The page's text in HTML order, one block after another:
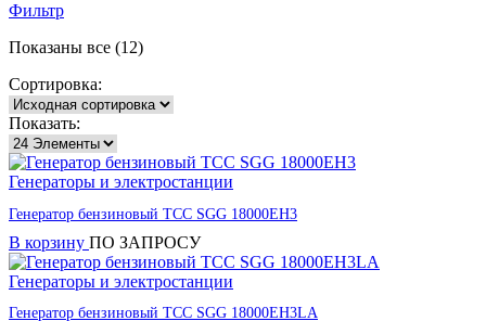
Фильтр
Показаны все (12)
Сортировка:
Показать:
Генераторы и электростанции
Генератор бензиновый ТСС SGG 18000EH3
В корзину ПО ЗАПРОСУ
Генераторы и электростанции
Генератор бензиновый ТСС SGG 18000EH3LA